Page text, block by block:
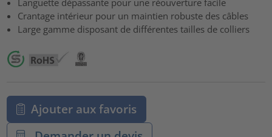
Languette dépassante pour une réouverture facile
Crantage intérieur pour un maintien robuste des câbles
Large gamme disposant de différentes tailles de colliers
Ajouter aux favoris